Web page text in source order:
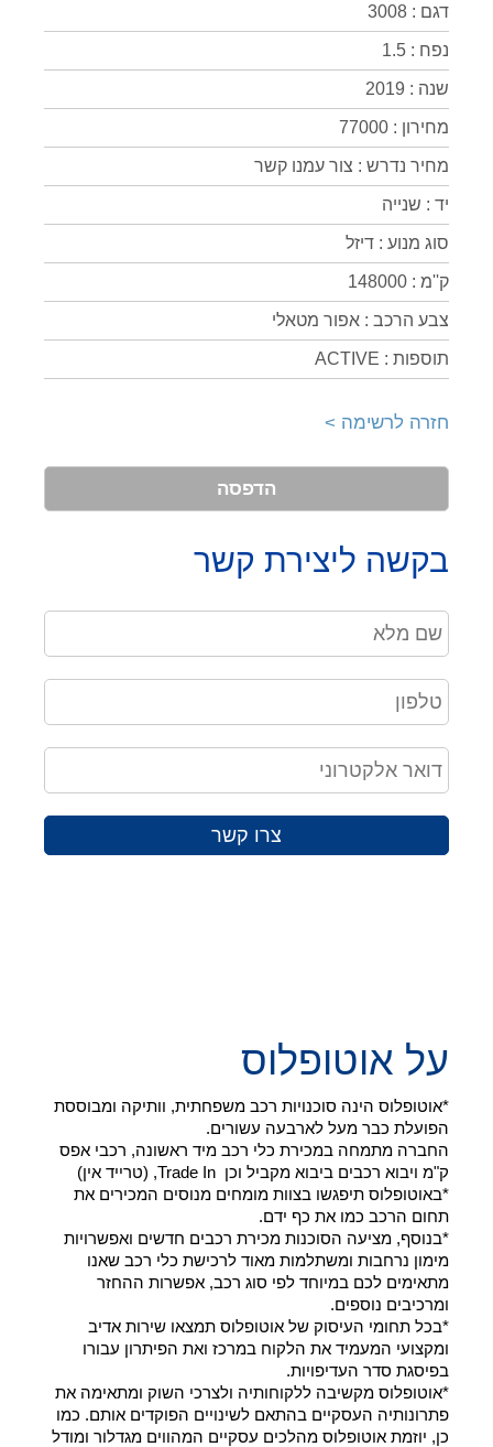
דגם : 3008
נפח : 1.5
שנה : 2019
מחירון : 77000
מחיר נדרש : צור עמנו קשר
יד : שנייה
סוג מנוע : דיזל
ק''מ : 148000
צבע הרכב : אפור מטאלי
תוספות : ACTIVE
חזרה לרשימה >
הדפסה
בקשה ליצירת קשר
צרו קשר
על אוטופלוס
*אוטופלוס הינה סוכנויות רכב משפחתית, וותיקה ומבוססת
הפועלת כבר מעל לארבעה עשורים.
החברה מתמחה במכירת כלי רכב מיד ראשונה, רכבי אפס
ק"מ ויבוא רכבים ביבוא מקביל וכן Trade In, (טרייד אין)
*באוטופלוס תיפגשו בצוות מומחים מנוסים המכירים את
תחום הרכב כמו את כף ידם.
*בנוסף, מציעה הסוכנות מכירת רכבים חדשים ואפשרויות
מימון נרחבות ומשתלמות מאוד לרכישת כלי רכב שאנו
מתאימים לכם במיוחד לפי סוג רכב, אפשרות ההחזר
ומרכיבים נוספים.
*בכל תחומי העיסוק של אוטופלוס תמצאו שירות אדיב
ומקצועי המעמיד את הלקוח במרכז ואת הפיתרון עבורו
בפיסגת סדר העדיפויות.
*אוטופלוס מקשיבה ללקוחותיה ולצרכי השוק ומתאימה את
פתרונותיה העסקיים בהתאם לשינויים הפוקדים אותם. כמו
כן, יוזמת אוטופלוס מהלכים עסקיים המהווים מגדלור ומודל